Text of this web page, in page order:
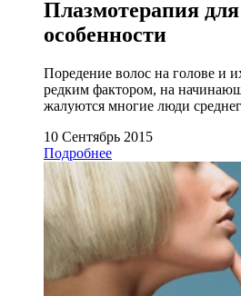
Плазмотерапия для
особенности
Поредение волос на голове и
редким фактором, на
жалуются многие люди
10 Сентябрь 2015
Подробнее